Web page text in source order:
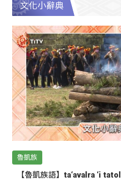
文化小辭典
魯凱族
【魯凱族語】ta‘avalra ‘i